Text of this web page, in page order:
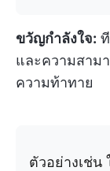
ขวัญกำลังใจ:
และความสาม
ความท้าทาย
ตัวอย่างเช่น